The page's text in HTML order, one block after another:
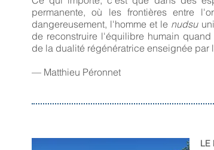
permanente, où les frontières entre
dangereusement, l'homme et le nudsu
de reconstruire l'équilibre humain
de la dualité régénératrice enseignée par
— Matthieu Péronnet
LE